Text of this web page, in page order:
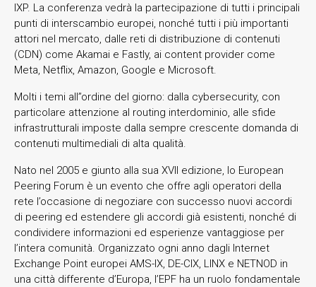
IXP. La conferenza vedrà la partecipazione di tutti i principali
punti di interscambio europei, nonché tutti i più importanti
attori nel mercato, dalle reti di distribuzione di contenuti
(CDN) come Akamai e Fastly, ai content provider come
Meta, Netflix, Amazon, Google e Microsoft.
Molti i temi all’’ordine del giorno: dalla cybersecurity, con
particolare attenzione al routing interdominio, alle sfide
infrastrutturali imposte dalla sempre crescente domanda di
contenuti multimediali di alta qualità.
Nato nel 2005 e giunto alla sua XVII edizione, lo European
Peering Forum è un evento che offre agli operatori della
rete l’occasione di negoziare con successo nuovi accordi
di peering ed estendere gli accordi già esistenti, nonché di
condividere informazioni ed esperienze vantaggiose per
l’intera comunità. Organizzato ogni anno dagli Internet
Exchange Point europei AMS-IX, DE-CIX, LINX e NETNOD in
una città differente d’Europa, l’EPF ha un ruolo fondamentale